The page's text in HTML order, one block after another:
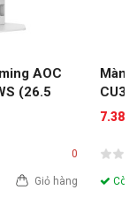
AOC
(26.5
- 2K -
0
Giỏ hàng